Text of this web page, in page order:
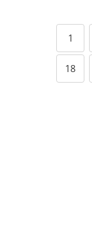
1
18